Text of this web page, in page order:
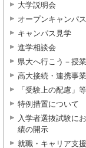
大学説明会
オープンキャンパス
キャンパス見学
進学相談会
県大へ行こう－授
高大接続・連携事業
「受験上の配慮」
特例措置について
入学者選抜試験に
績の開示
就職・キャリア支援